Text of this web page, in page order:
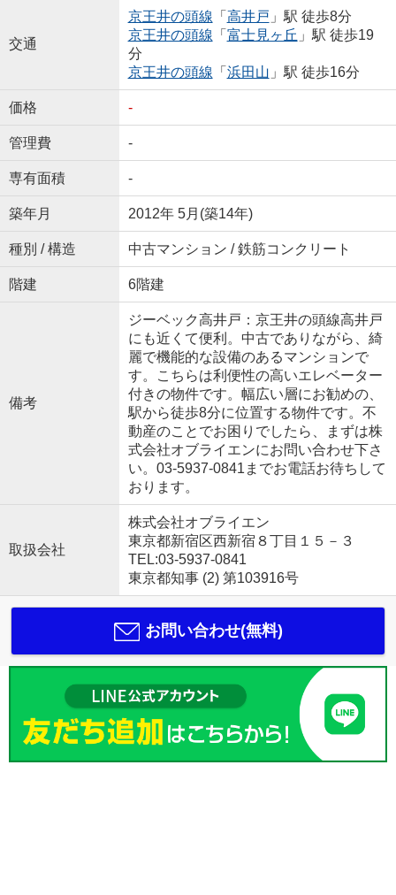
交通
京王井の頭線 「 高井戸 」駅 徒歩8分
京王井の頭線 「 富士見ヶ丘 」駅 徒歩19
分
京王井の頭線 「 浜田山 」駅 徒歩16分
価格 -
管理費 -
専有面積 -
築年月 2012年 5月(築14年)
種別 / 構造 中古マンション / 鉄筋コンクリート
階建 6階建
備考
ジーベック高井戸：京王井の頭線高井戸
にも近くて便利。中古でありながら、綺
麗で機能的な設備のあるマンションで
す。こちらは利便性の高いエレベーター
付きの物件です。幅広い層にお勧めの、
駅から徒歩8分に位置する物件です。不
動産のことでお困りでしたら、まずは株
式会社オブライエンにお問い合わせ下さ
い。03-5937-0841までお電話お待ちして
おります。
取扱会社
株式会社オブライエン
東京都新宿区西新宿８丁目１５－３
TEL:03-5937-0841
東京都知事 (2) 第103916号
お問い合わせ(無料)